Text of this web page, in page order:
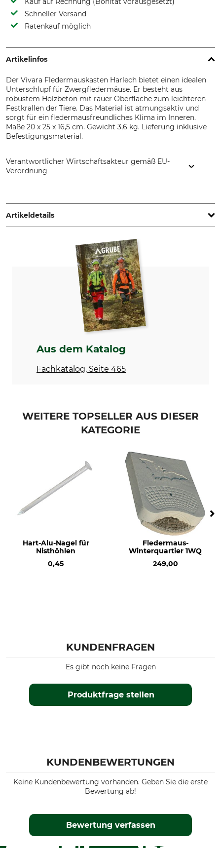
Schneller Versand
Ratenkauf möglich
Artikelinfos
Der Vivara Fledermauskasten Harlech bietet einen idealen
Unterschlupf für Zwergfledermäuse. Er besteht aus
robustem Holzbeton mit rauer Oberfläche zum leichteren
Festkrallen der Tiere. Das Material ist atmungsaktiv und
sorgt für ein fledermausfreundliches Klima im Inneren.
Maße 20 x 25 x 16,5 cm. Gewicht 3,6 kg. Lieferung inklusive
Befestigungsmaterial.
Verantwortlicher Wirtschaftsakteur gemäß EU-
Verordnung
Netherlands, www.vivarapro.com
Artikeldetails
Produkttyp
Fledermaus-Kasten
Modellbezeichnung
Herstellung
Made In Lithuania
Höhe (außen)
25 cm
Gewicht
Aus dem Katalog
Fachkatalog, Seite 465
WEITERE TOPSELLER AUS DIESER
KATEGORIE
Hart-Alu-Nagel für
Nisthöhlen
0,45
Fledermaus-
Winterquartier 1WQ
249,00
KUNDENFRAGEN
Produktfrage stellen
Es gibt noch keine Fragen
KUNDENBEWERTUNGEN
Keine Kundenbewertung vorhanden. Geben Sie die erste
Bewertung ab!
Bewertung verfassen